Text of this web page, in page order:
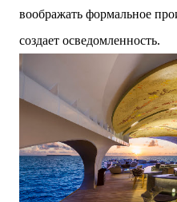
воображать формальное
создает осведомленность.